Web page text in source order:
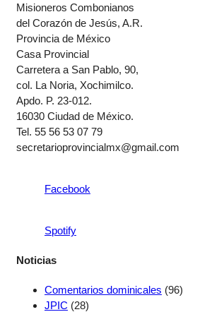
Misioneros Combonianos
del Corazón de Jesús, A.R.
Provincia de México
Casa Provincial
Carretera a San Pablo, 90,
col. La Noria, Xochimilco.
Apdo. P. 23-012.
16030 Ciudad de México.
Tel. 55 56 53 07 79
secretarioprovincialmx@gmail.com
Facebook
Spotify
Noticias
Comentarios dominicales (96)
JPIC (28)